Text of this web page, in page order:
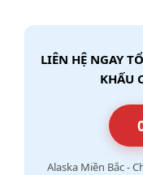
LIÊN HỆ NGAY
KHẤU
Alaska Miền Bắc -